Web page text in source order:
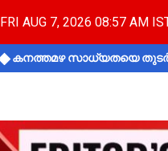
FRI AUG 7, 2026 08:57 AM
കനത്തമഴ സാധ്യതയെ